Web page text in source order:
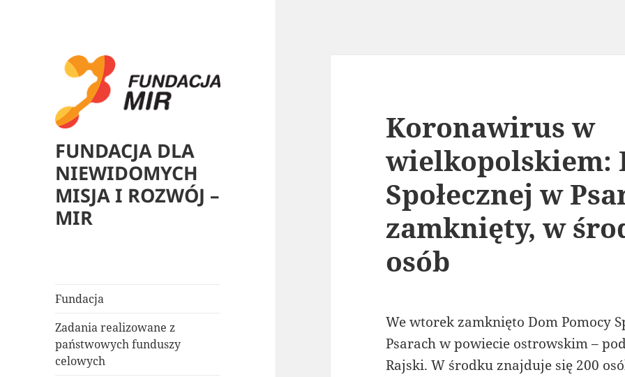
FUNDACJA DLA
NIEWIDOMYCH
MISJA I ROZWÓJ –
MIR
Fundacja
Zadania realizowane z
państwowych funduszy
celowych
Koronawirus w
wielkopolskiem:
Społecznej w
zamknięty, w
osób
We wtorek zamknięto Dom Pomocy
Psarach w powiecie ostrowskim –
Rajski. W środku znajduje się 200